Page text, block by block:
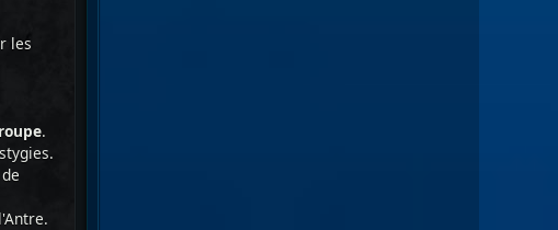
les
.